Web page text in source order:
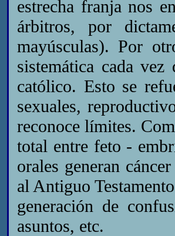
estrecha franja nos
árbitros, por
mayúsculas). Por
sistemática cada
católico. Esto se
sexuales,
reconoce límites.
total entre feto -
orales generan
al Antiguo
generación de
asuntos, etc.